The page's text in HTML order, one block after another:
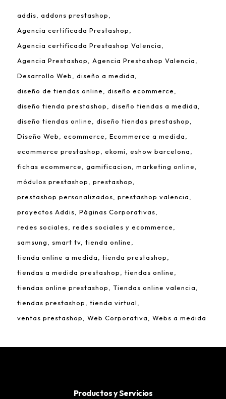
addis
addons prestashop
Agencia certificada Prestashop
Agencia certificada Prestashop Valencia
Agencia Prestashop
Agencia Prestashop Valencia
Desarrollo Web
diseño a medida
diseño de tiendas online
diseño ecommerce
diseño tienda prestashop
diseño tiendas a medida
diseño tiendas online
diseño tiendas prestashop
Diseño Web
ecommerce
Ecommerce a medida
ecommerce prestashop
ekomi
eshow barcelona
fichas ecommerce
gamificacion
marketing online
módulos prestashop
prestashop
prestashop personalizados
prestashop valencia
proyectos Addis
Páginas Corporativas
redes sociales
redes sociales y ecommerce
samsung
smart tv tienda online
tienda online a medida
tienda prestashop
tiendas a medida prestashop
tiendas online
tiendas online prestashop
Tiendas online valencia
tiendas prestashop
tienda virtual
ventas prestashop
Web Corporativa Webs a medida
Productos y Servicios